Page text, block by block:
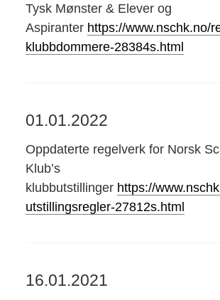
Tysk Mønster & Elever og
Aspiranter https://www.nschk.no/
klubbdommere-28384s.html
01.01.2022
Oppdaterte regelverk for Norsk
Klub’s
klubbutstillinger https://
utstillingsregler-27812s.html
16.01.2021